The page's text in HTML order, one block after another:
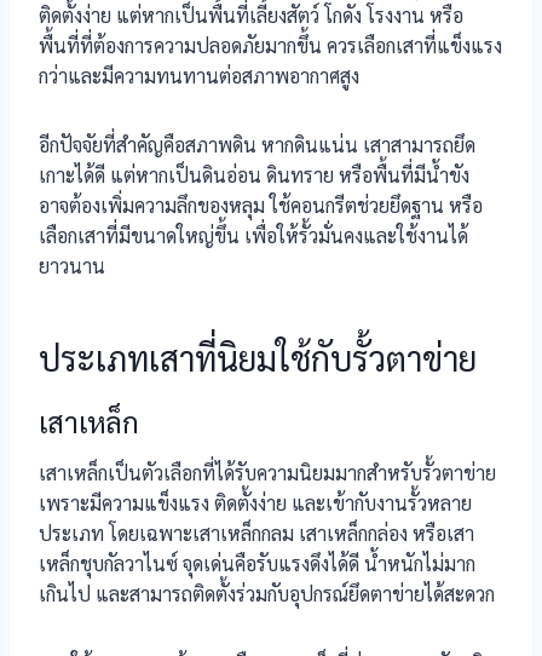
ติดตั้งง่าย แต่หากเป็นพื้นที่เลี้ยงสัตว์ โกดัง โรงงาน หรือ
พื้นที่ที่ต้องการความปลอดภัยมากขึ้น ควรเลือกเสาที่แข็งแรง
กว่าและมีความทนทานต่อสภาพอากาศสูง
อีกปัจจัยที่สำคัญคือสภาพดิน หากดินแน่น เสาสามารถยึด
เกาะได้ดี แต่หากเป็นดินอ่อน ดินทราย หรือพื้นที่มีน้ำขัง
อาจต้องเพิ่มความลึกของหลุม ใช้คอนกรีตช่วยยึดฐาน หรือ
เลือกเสาที่มีขนาดใหญ่ขึ้น เพื่อให้รั้วมั่นคงและใช้งานได้
ยาวนาน
ประเภทเสาที่นิยมใช้กับรั้วตาข่าย
เสาเหล็ก
เสาเหล็กเป็นตัวเลือกที่ได้รับความนิยมมากสำหรับรั้วตาข่าย
เพราะมีความแข็งแรง ติดตั้งง่าย และเข้ากับงานรั้วหลาย
ประเภท โดยเฉพาะเสาเหล็กกลม เสาเหล็กกล่อง หรือเสา
เหล็กชุบกัลวาไนซ์ จุดเด่นคือรับแรงดึงได้ดี น้ำหนักไม่มาก
เกินไป และสามารถติดตั้งร่วมกับอุปกรณ์ยึดตาข่ายได้สะดวก